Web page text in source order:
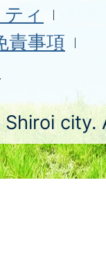
ィ
責事項
city.